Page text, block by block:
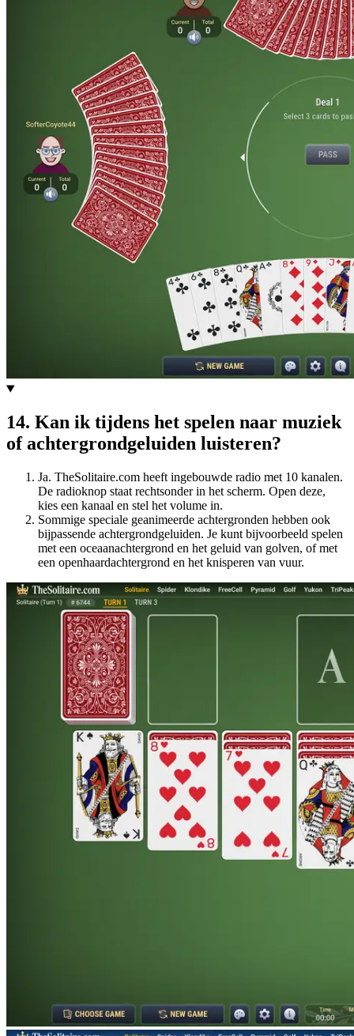
14. Kan ik tijdens het spelen naar muziek
of achtergrondgeluiden luisteren?
Ja. TheSolitaire.com heeft ingebouwde radio met 10 kanalen.
De radioknop staat rechtsonder in het scherm. Open deze,
kies een kanaal en stel het volume in.
Sommige speciale geanimeerde achtergronden hebben ook
bijpassende achtergrondgeluiden. Je kunt bijvoorbeeld spelen
met een oceaanachtergrond en het geluid van golven, of met
een openhaardachtergrond en het knisperen van vuur.